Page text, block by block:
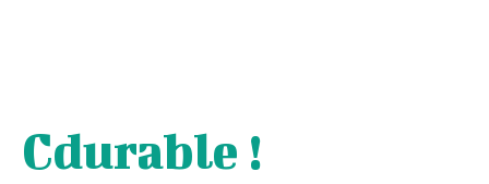
Cdurable !